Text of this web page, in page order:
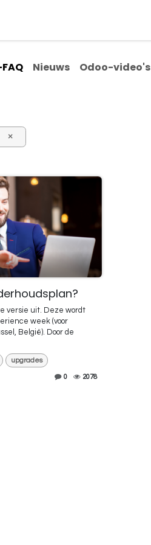
Nieuws Odoo-video's
×
versie uit. Deze wordt
week (voor
België). Door de
upgrades
0 2078